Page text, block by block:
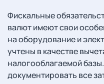
Фискальные
валют имеют свои
на оборудование и
учтены в качестве
налогооблагаемой
документировать все